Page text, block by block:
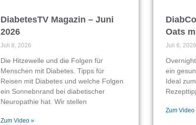
DiabetesTV Magazin – Juni
2026
Juli 8, 2026
Die Hitzewelle und die Folgen für
Menschen mit Diabetes. Tipps für
Reisen mit Diabetes und welche Folgen
ein Sonnebnrand bei diabetischer
Neuropathie hat. Wir stellen
Zum Video »
Oats
Juli 6, 2026
ein
Ideal
Zum Video